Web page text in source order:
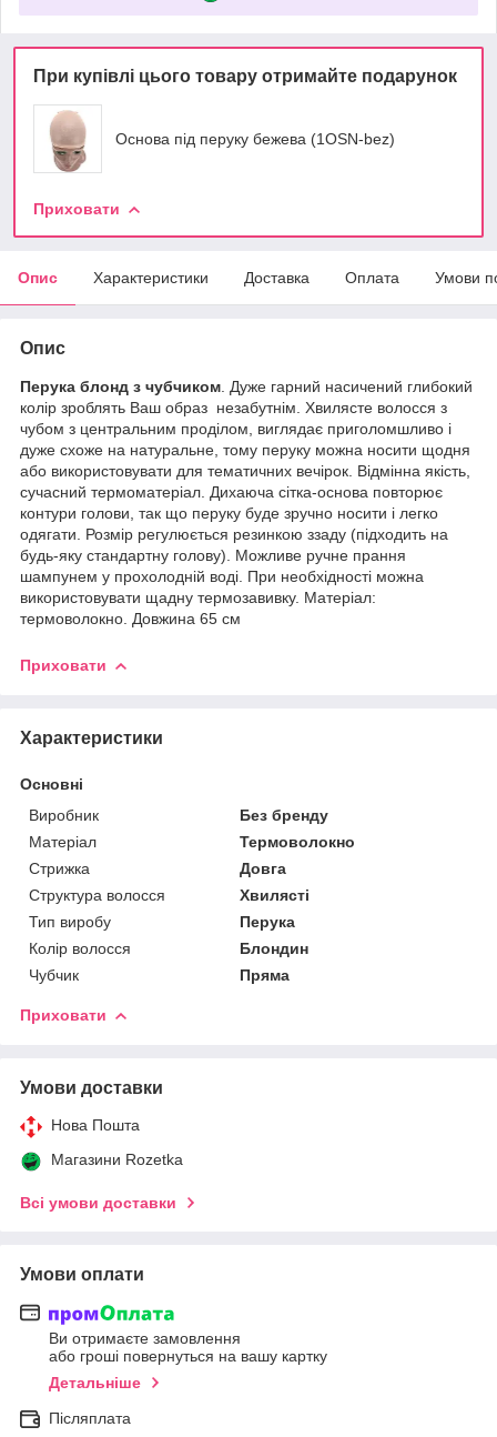
При купівлі цього товару отримайте подарунок
Основа під перуку бежева (1OSN-bez)
Приховати
Опис Характеристики Доставка Оплата Умови
Опис
Перука блонд з чубчиком . Дуже гарний насичений глибокий
колір зроблять Ваш образ незабутнім. Хвилясте волосся з
чубом з центральним проділом, виглядає приголомшливо і
дуже схоже на натуральне, тому перуку можна носити щодня
або використовувати для тематичних вечірок. Відмінна якість,
сучасний термоматеріал. Дихаюча сітка-основа повторює
контури голови, так що перуку буде зручно носити і легко
одягати. Розмір регулюється резинкою ззаду (підходить на
будь-яку стандартну голову). Можливе ручне прання
шампунем у прохолодній воді. При необхідності можна
використовувати щадну термозавивку. Матеріал:
термоволокно. Довжина 65 см
Приховати
Характеристики
Основні
Виробник
Без бренду
Матеріал
Термоволокно
Стрижка
Довга
Структура волосся
Хвилясті
Тип виробу
Перука
Колір волосся
Блондин
Чубчик
Пряма
Приховати
Умови доставки
Нова Пошта
Магазини Rozetka
Всі умови доставки
Умови оплати
Ви отримаєте замовлення
або гроші повернуться на вашу картку
Детальніше
Післяплата